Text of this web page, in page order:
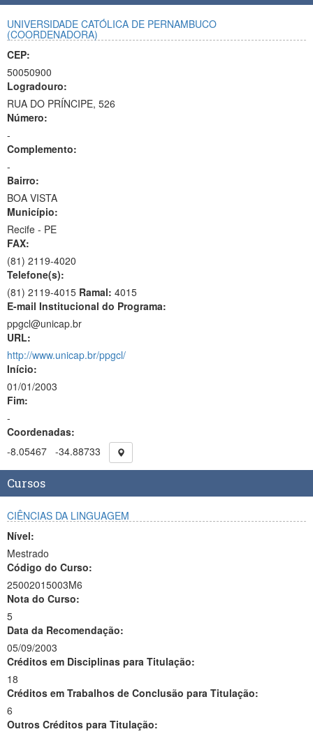
UNIVERSIDADE CATÓLICA DE PERNAMBUCO
(COORDENADORA)
CEP:
50050900
Logradouro:
RUA DO PRÍNCIPE, 526
Número:
-
Complemento:
-
Bairro:
BOA VISTA
Município:
Recife - PE
FAX:
(81) 2119-4020
Telefone(s):
(81) 2119-4015 Ramal: 4015
E-mail Institucional do Programa:
ppgcl@unicap.br
URL:
http://www.unicap.br/ppgcl/
Início:
01/01/2003
Fim:
-
Coordenadas:
-8.05467 -34.88733
Cursos
CIÊNCIAS DA LINGUAGEM
Nível:
Mestrado
Código do Curso:
25002015003M6
Nota do Curso:
5
Data da Recomendação:
05/09/2003
Créditos em Disciplinas para Titulação:
18
Créditos em Trabalhos de Conclusão para Titulação:
6
Outros Créditos para Titulação: